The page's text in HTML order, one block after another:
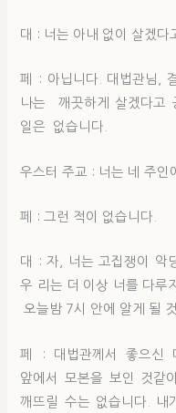
대 : 너는 아내 없이 살겠다
페 : 아닙니다. 대법관님,
나는 깨끗하게 살겠다고
일은 없습니다.
우스터 주교 : 너는 네 주인
페 : 그런 적이 없습니다.
대 : 자, 너는 고집쟁이 악
우 리는 더 이상 너를 다루
오늘밤 7시 안에 알게 될
페 : 대법관께서 좋으신
앞에서 모본을 보인 것같
깨뜨릴 수는 없습니다. 내